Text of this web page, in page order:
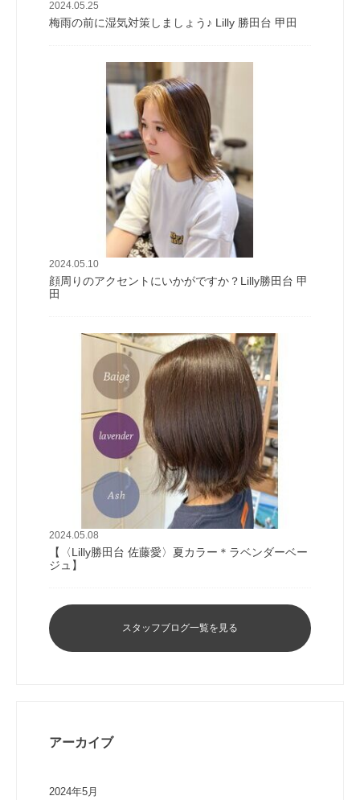
2024.05.25
梅雨の前に湿気対策しましょう♪ Lilly 勝田台 甲田
2024.05.10
顔周りのアクセントにいかがですか？Lilly勝田台 甲
田
2024.05.08
【〈Lilly勝田台 佐藤愛〉夏カラー＊ラベンダーベー
ジュ】
スタッフブログ一覧を見る
アーカイブ
2024年5月